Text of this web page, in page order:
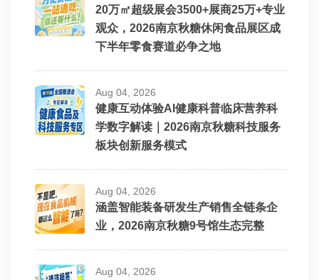
20万㎡超级展会3500+展商25万+专业
观众，2026南京秋糖休闲食品展区成
下半年零食赛道必争之地
Aug 04, 2026
健康互动体验AI健康科普临床营养科
学数字解读｜2026南京秋糖科技服务
板块创新服务模式
Aug 04, 2026
涵盖智能装备研发生产销售全链条企
业，2026南京秋糖9号馆生态完整
Aug 04, 2026